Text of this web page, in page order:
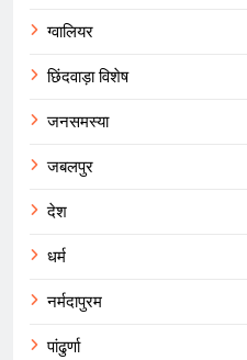
ग्वालियर
छिंदवाड़ा विशेष
जनसमस्या
जबलपुर
देश
धर्म
नर्मदापुरम
पांढुर्णा